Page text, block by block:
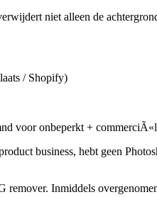
niet alleen de
/ Shopify)
voor onbeperkt +
business, hebt geen
remover. Inmiddels